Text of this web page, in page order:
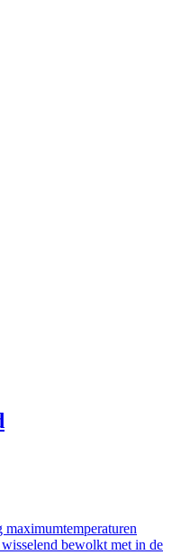
bewolkt met in de